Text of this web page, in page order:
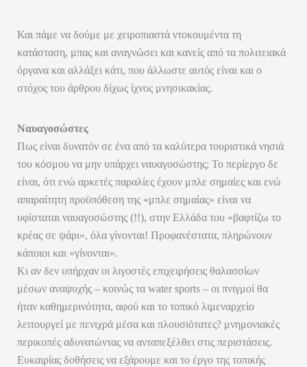
Και πάμε να δούμε με χειροπιαστά ντοκουμέντα τη
κατάσταση, μπας και αναγνώσει και κανείς από τα πολιτειακά
όργανα και αλλάξει κάτι, που άλλωστε αυτός είναι και ο
στόχος του άρθρου δίχως ίχνος μνησικακίας.
Ναυαγοσώστες
Πως είναι δυνατόν σε ένα από τα καλύτερα τουριστικά νησιά
του κόσμου να μην υπάρχει ναυαγοσώστης; Το περίεργο δε
είναι, ότι ενώ αρκετές παραλίες έχουν μπλε σημαίες και ενώ
απαραίτητη προϋπόθεση της «μπλε σημαίας» είναι να
υφίσταται ναυαγοσώστης (!!), στην Ελλάδα του «βαφτίζω το
κρέας σε ψάρι», όλα γίνονται! Προφανέστατα, πληρώνουν
κάποιοι και «γίνονται».
Κι αν δεν υπήρχαν οι λιγοστές επιχειρήσεις θαλασσίων
μέσων αναψυχής – κοινώς τα water sports – οι πνιγμοί θα
ήταν καθημερινότητα, αφού και το τοπικό λιμεναρχείο
λειτουργεί με πενιχρά μέσα και πλουσιότατες? μνημονιακές
περικοπές αδυνατώντας να ανταπεξέλθει στις περιστάσεις.
Ευκαιρίας δοθήσεις να εξάρουμε και το έργο της τοπικής